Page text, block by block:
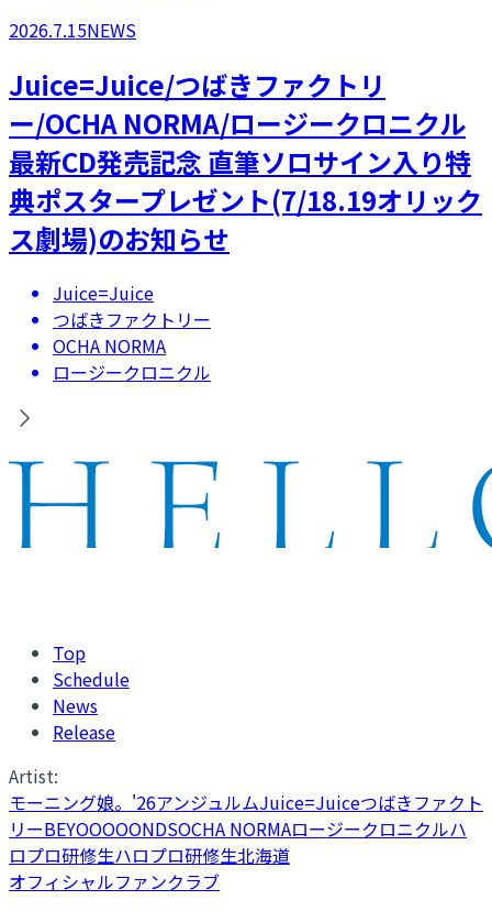
2026.7.15NEWS
Juice=Juice/つばきファクトリ
ー/OCHA NORMA/ロージークロニクル
最新CD発売記念 直筆ソロサイン入り特
典ポスタープレゼント(7/18.19オリック
ス劇場)のお知らせ
Juice=Juice
つばきファクトリー
OCHA NORMA
ロージークロニクル
Top
Schedule
News
Release
Artist:
モーニング娘。'26アンジュルムJuice=Juiceつばきファクト
リーBEYOOOOONDSOCHA NORMAロージークロニクルハ
ロプロ研修生ハロプロ研修生北海道
オフィシャルファンクラブ